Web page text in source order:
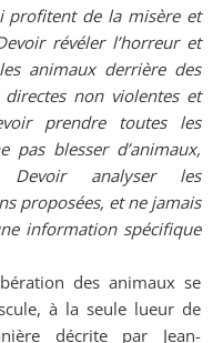
profitent de la misère et
révéler l’horreur et
animaux derrière des
non violentes et
prendre toutes les
pas blesser d’animaux,
Devoir analyser les
proposées, et ne jamais
information spécifique
des animaux se
à la seule lueur de
décrite par Jean-